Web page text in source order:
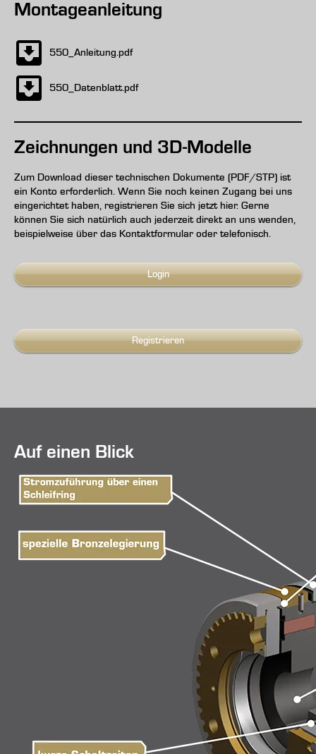
Montageanleitung
550_Anleitung.pdf
550_Datenblatt.pdf
Zeichnungen und 3D-Modelle
Zum Download dieser technischen Dokumente (PDF/STP) ist
ein Konto erforderlich. Wenn Sie noch keinen Zugang bei uns
eingerichtet haben, registrieren Sie sich jetzt hier. Gerne
können Sie sich natürlich auch jederzeit direkt an uns wenden,
beispielweise über das Kontaktformular oder telefonisch.
Login
Registrieren
Auf einen Blick